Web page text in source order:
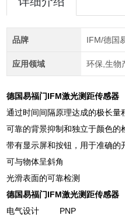
品牌 IFM/德国
应用领域 环保,生物
德国易福门IFM激光测距传感器
通过时间间隔原理达成的极长量
可靠的背景抑制和独立于颜色的
带有显示屏和按钮，用于准确的
可与物体呈斜角
光滑表面的可靠检测
德国易福门IFM激光测距传感器
电气设计
PNP